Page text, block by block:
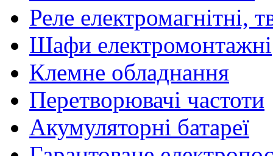
Реле електромагнітні,
Шафи електромонтажні
Клемне обладнання
Перетворювачі частоти
Акумуляторні батареї